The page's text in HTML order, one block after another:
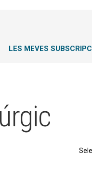
LES MEVES